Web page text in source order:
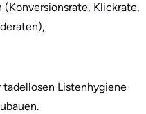
Klickrate,
Listenhygiene